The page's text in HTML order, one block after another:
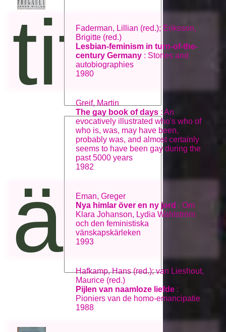
titel:
Faderman, Lillian (red.); Eriksson,
Brigitte (red.)
Lesbian-feminism in turn-of-the-
century Germany : Stories and
autobiographies
1980
Greif, Martin
The gay book of days : An
evocatively illustrated who's who of
who is, was, may have been,
probably was, and almost certainly
seems to have been gay during the
past 5000 years
1982
Eman, Greger
Nya himlar över en ny jord : Om
Klara Johanson, Lydia Wahlström
och den feministiska
vänskapskärleken
1993
Hafkamp, Hans (red.); van Lieshout,
Maurice (red.)
Pijlen van naamloze liefde :
Pioniers van de homo-emancipatie
1988